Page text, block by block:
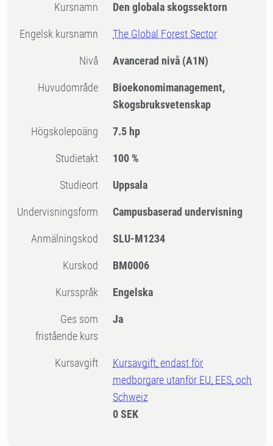
Kursnamn Den globala skogssektorn
Engelsk kursnamn The Global Forest Sector
Nivå Avancerad nivå (A1N)
Huvudområde
Bioekonomimanagement,
Skogsbruksvetenskap
högskolepoäng 7.5 hp
Studietakt 100 %
Studieort Uppsala
Undervisningsform Campusbaserad undervisning
Anmälningskod SLU-M1234
Kurskod BM0006
Kursspråk Engelska
Ges som
fristående kurs
Ja
Kursavgift
Kursavgift, endast för
medborgare utanför EU, EES, och
Schweiz
0 SEK